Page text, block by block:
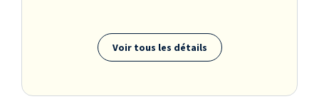
Voir tous les détails